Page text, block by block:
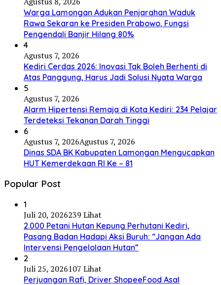
Warga Lamongan Adukan Penjarahan Waduk
Rawa Sekaran ke Presiden Prabowo, Fungsi
Pengendali Banjir Hilang 80%
4
Agustus 7, 2026
Kediri Cerdas 2026: Inovasi Tak Boleh Berhenti di
Atas Panggung, Harus Jadi Solusi Nyata Warga
5
Agustus 7, 2026
Alarm Hipertensi Remaja di Kota Kediri: 234 Pelajar
Terdeteksi Tekanan Darah Tinggi
6
Agustus 7, 2026Agustus 7, 2026
Dinas SDA BK Kabupaten Lamongan Mengucapkan
HUT Kemerdekaan RI Ke – 81
Popular Post
1
Juli 20, 2026239 Lihat
2.000 Petani Hutan Kepung Perhutani Kediri,
Pasang Badan Hadapi Aksi Buruh: “Jangan Ada
Intervensi Pengelolaan Hutan”
2
Juli 25, 2026107 Lihat
Perjuangan Rafi, Driver ShopeeFood Asal